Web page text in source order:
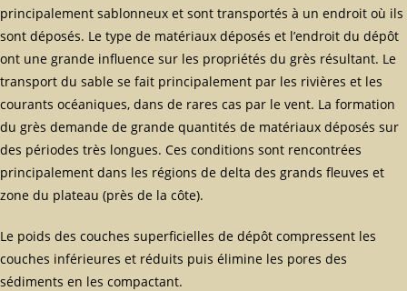
principalement sablonneux et sont transportés à un endroit où ils
sont déposés. Le type de matériaux déposés et l’endroit du dépôt
ont une grande influence sur les propriétés du grès résultant. Le
transport du sable se fait principalement par les rivières et les
courants océaniques, dans de rares cas par le vent. La formation
du grès demande de grande quantités de matériaux déposés sur
des périodes très longues. Ces conditions sont rencontrées
principalement dans les régions de delta des grands fleuves et
zone du plateau (près de la côte).
Le poids des couches superficielles de dépôt compressent les
couches inférieures et réduits puis élimine les pores des
sédiments en les compactant.